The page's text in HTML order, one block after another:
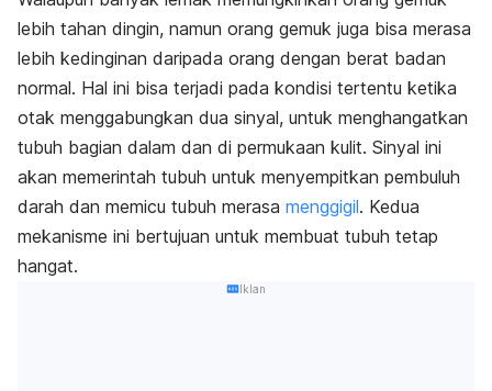
lebih tahan dingin, namun orang gemuk juga bisa merasa
lebih kedinginan daripada orang dengan berat badan
normal. Hal ini bisa terjadi pada kondisi tertentu ketika
otak menggabungkan dua sinyal, untuk menghangatkan
tubuh bagian dalam dan di permukaan kulit. Sinyal ini
akan memerintah tubuh untuk menyempitkan pembuluh
darah dan memicu tubuh merasa menggigil. Kedua
mekanisme ini bertujuan untuk membuat tubuh tetap
hangat.
Iklan